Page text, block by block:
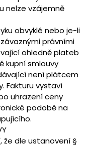
nelze vzájemně
obvyklé nebo je-li
právními
ohledně plateb
kupní smlouvy
není plátcem
Fakturu vystaví
uhrazení ceny
podobě na
že dle ustanovení §